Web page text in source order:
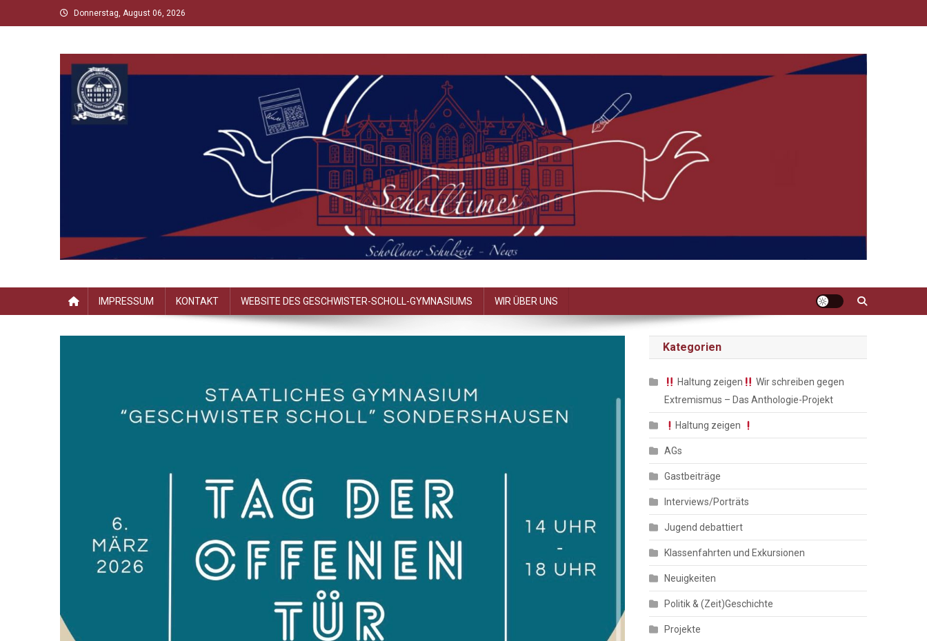
to
Donnerstag, August 06, 2026
IMPRESSUM KONTAKT WEBSITE DES GESCHWISTER-SCHOLL-GYMNASIUMS WIR ÜBER UNS
Kategorien
Haltung zeigen
Wir schreiben gegen
Extremismus – Das Anthologie-Projekt
Haltung zeigen
AGs
Gastbeiträge
Interviews/Porträts
Jugend debattiert
Klassenfahrten und Exkursionen
Neuigkeiten
Politik & (Zeit)Geschichte
Projekte